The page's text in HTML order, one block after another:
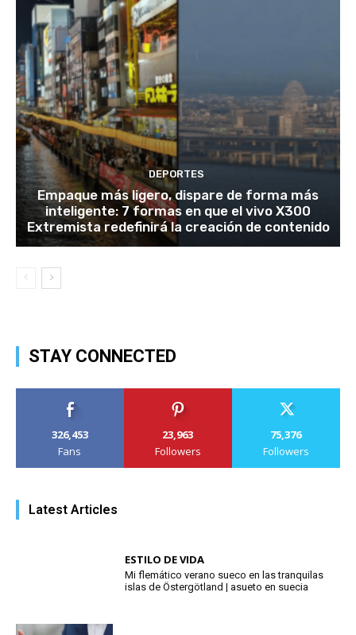
DEPORTES
Empaque más ligero, dispare de forma más
inteligente: 7 formas en que el vivo X300
Extremista redefinirá la creación de contenido
STAY CONNECTED
326,453
Fans
23,963
Followers
75,376
Followers
Latest Articles
ESTILO DE VIDA
Mi flemático verano sueco en las tranquilas
islas de Östergötland | asueto en suecia